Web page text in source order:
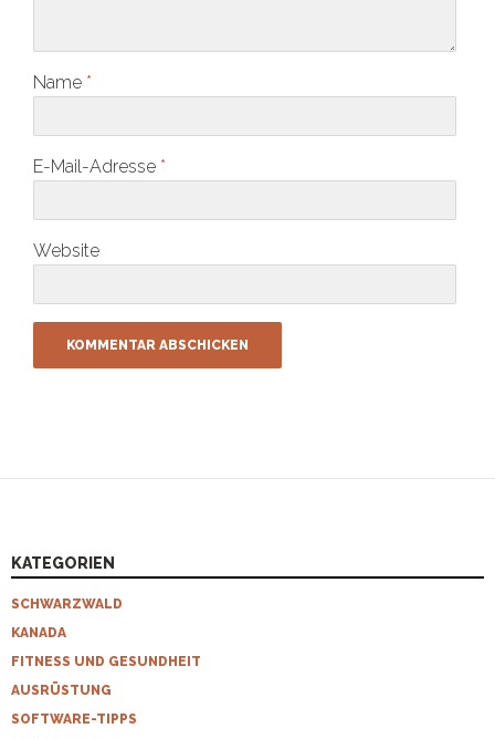
Name *
E-Mail-Adresse *
Website
KATEGORIEN
SCHWARZWALD
KANADA
FITNESS UND GESUNDHEIT
AUSRÜSTUNG
SOFTWARE-TIPPS